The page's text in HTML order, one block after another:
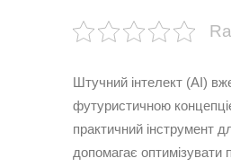
Штучний інтелект (AI)
футуристичною
практичний інструмент
допомагає оптимізувати